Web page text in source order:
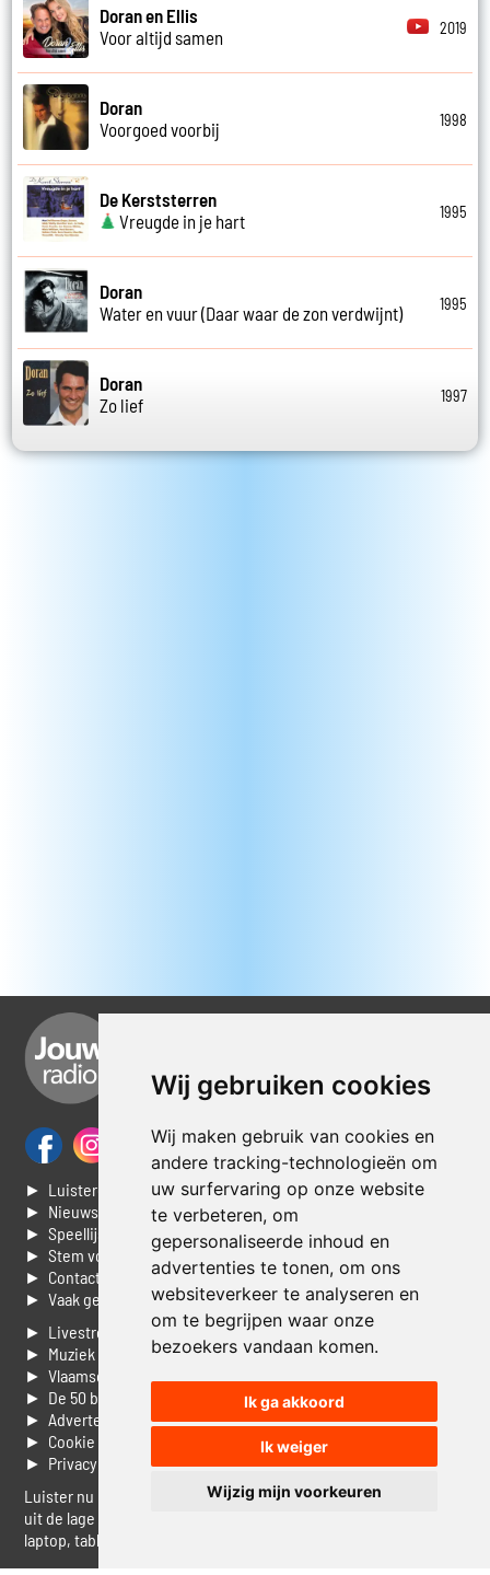
Wij gebruiken cookies
Wij maken gebruik van cookies en
andere tracking-technologieën om
uw surfervaring op onze website
te verbeteren, om
gepersonaliseerde inhoud en
advertenties te tonen, om ons
websiteverkeer te analyseren en
om te begrijpen waar onze
bezoekers vandaan komen.
Ik ga akkoord
Ik weiger
Wijzig mijn voorkeuren
Doran en Ellis
Voor altijd samen
2019
Doran
Voorgoed voorbij
1998
De Kerststerren
Vreugde in je hart
1995
Doran
Water en vuur (Daar waar de zon verdwijnt)
1995
Doran
Zo lief
1997
► Luisteren naar Jouwradio
► Nieuws
► Speellijst
► Stem voor de Dag top 3
► Contacteer ons
► Vaak gestelde vragen
► Livestream informatie
► Muziek opzoeken
► Vlaamse 100 Aller tijden
► De 50 beste van...
► Adverteren op Jouwradio
► Cookie voorkeuren wijzigen
► Privacyinformatie
Luister nu naar Jouwradio! De beste Nederlandstalige muziek
uit de lage landen hoor je hier al 20 jaar. In digitale kwaliteit op je
laptop, tablet of smartphone.